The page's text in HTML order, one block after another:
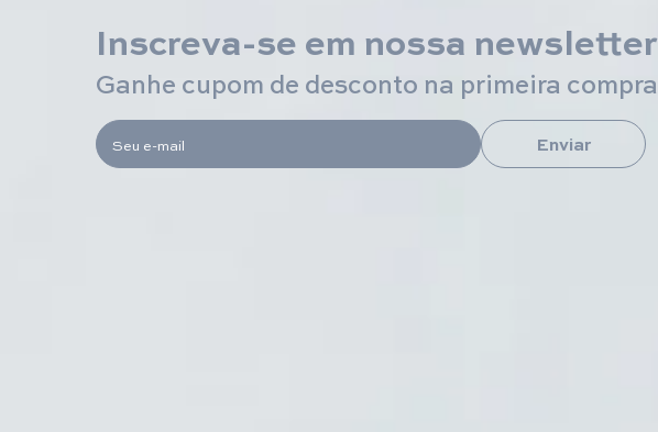
Inscreva-se em nossa newsletter
Ganhe cupom de desconto na primeira compra
Seu e-mail Enviar